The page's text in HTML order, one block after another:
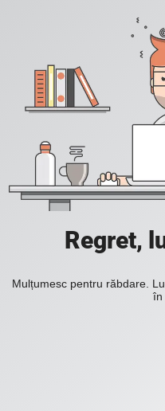
Regret,
Mulțumesc pentru răbdare.
în